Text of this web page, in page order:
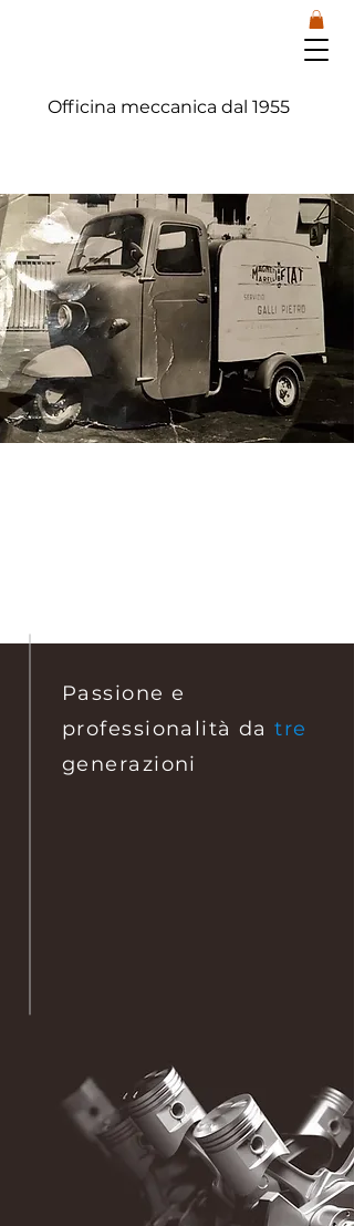
Officina meccanica dal 1955
Passione e
professionalità datre
generazioni